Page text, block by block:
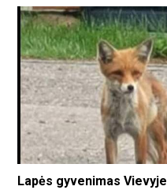
Lapės gyvenimas Vievyje